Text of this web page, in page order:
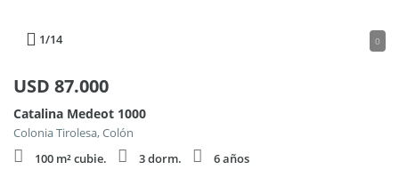
1/14 0
USD 87.000
Catalina Medeot 1000
Colonia Tirolesa, Colón
100 m² cubie.
3 dorm.
6 años